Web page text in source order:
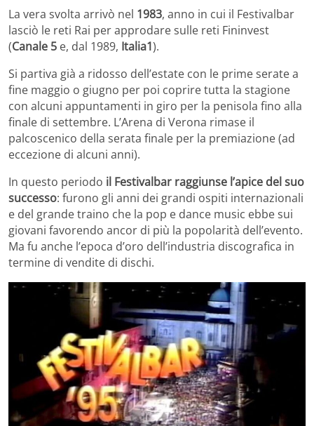
La vera svolta arrivò nel 1983, anno in cui il Festivalbar
lasciò le reti Rai per approdare sulle reti Fininvest
(Canale 5 e, dal 1989, Italia1).
Si partiva già a ridosso dell’estate con le prime serate a
fine maggio o giugno per poi coprire tutta la stagione
con alcuni appuntamenti in giro per la penisola fino alla
finale di settembre. L’Arena di Verona rimase il
palcoscenico della serata finale per la premiazione (ad
eccezione di alcuni anni).
In questo periodo il Festivalbar raggiunse l’apice del suo
successo: furono gli anni dei grandi ospiti internazionali
e del grande traino che la pop e dance music ebbe sui
giovani favorendo ancor di più la popolarità dell’evento.
Ma fu anche l’epoca d’oro dell’industria discografica in
termine di vendite di dischi.